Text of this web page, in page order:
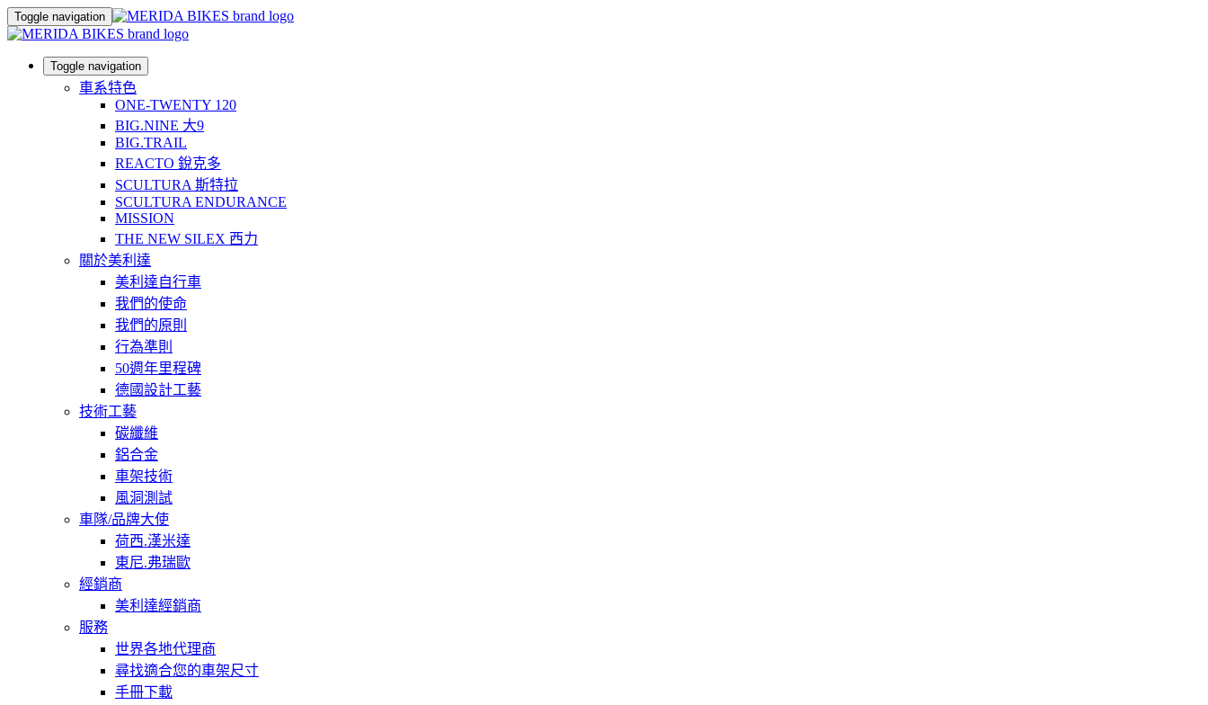
Toggle navigation
Toggle navigation
車系特色
ONE-TWENTY 120
BIG.NINE 大9
BIG.TRAIL
REACTO 銳克多
SCULTURA 斯特拉
SCULTURA ENDURANCE
MISSION
THE NEW SILEX 西力
關於美利達
美利達自行車
我們的使命
我們的原則
行為準則
50週年里程碑
德國設計工藝
技術工藝
碳纖維
鋁合金
車架技術
風洞測試
車隊/品牌大使
荷西.漢米達
東尼.弗瑞歐
經銷商
美利達經銷商
服務
世界各地代理商
尋找適合您的車架尺寸
手冊下載